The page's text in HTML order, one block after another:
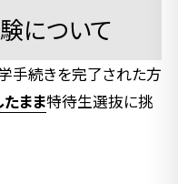
について
手続きを完了された方
まま特待生選抜に挑